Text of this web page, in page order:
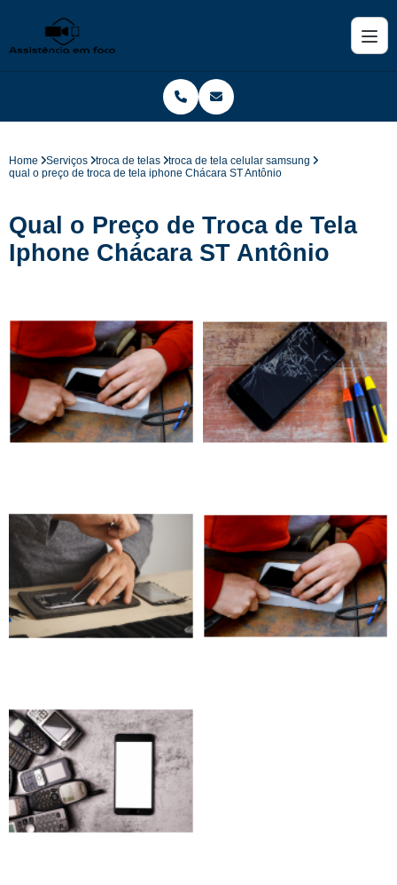
Home Serviços troca de telas
troca de tela celular samsung
qual o preço de troca de tela iphone Chácara ST Antônio
Qual o Preço de Troca de Tela
Iphone Chácara ST Antônio